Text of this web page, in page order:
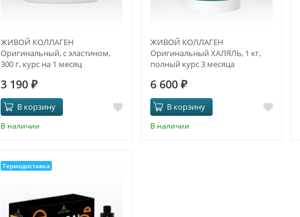
ЖИВОЙ КОЛЛАГЕН
Оригинальный, с эластином,
300 г, курс на 1 месяц
3 190 ₽
В корзину
В наличии
ЖИВОЙ КОЛЛАГЕН
Оригинальный ХАЛЯЛЬ, 1 кг,
полный курс 3 месяца
6 600₽
В корзину
В наличии
Термодоставка